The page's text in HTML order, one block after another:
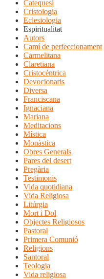
Catequesi
Cristologia
Eclesiologia
Espiritualitat
Autors
Camí de perfeccionament
Carmelitana
Claretiana
Cristocéntrica
Devocionaris
Diversa
Franciscana
Ignaciana
Mariana
Meditacions
Mística
Monàstica
Obres Generals
Pares del desert
Pregària
Testimonis
Vida quotidiana
Vida Religiosa
Litúrgia
Mort i Dol
Objectes Religiosos
Pastoral
Primera Comunió
Religions
Santoral
Teologia
Vida religiosa